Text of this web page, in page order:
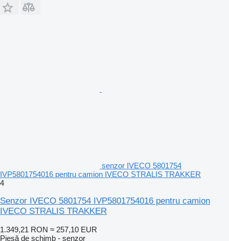
senzor IVECO 5801754
IVP5801754016 pentru camion IVECO STRALIS TRAKKER
4
Senzor IVECO 5801754 IVP5801754016 pentru camion
IVECO STRALIS TRAKKER
1.349,21 RON ≈ 257,10 EUR
Piesă de schimb - senzor